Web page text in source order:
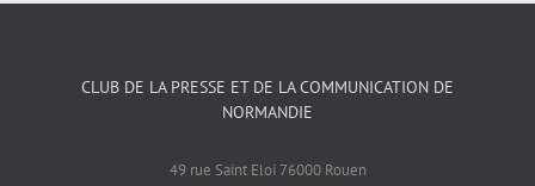
CLUB DE LA PRESSE ET DE LA COMMUNICATION DE
NORMANDIE
49 rue Saint Eloi 76000 Rouen